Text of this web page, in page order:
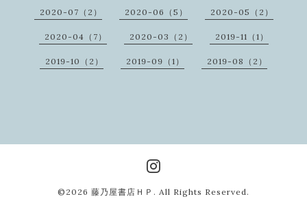
2020-07（2） 2020-06（5） 2020-05（2）
2020-04（7） 2020-03（2） 2019-11（1）
2019-10（2） 2019-09（1） 2019-08（2）
©2026 藤乃屋書店ＨＰ . All Rights Reserved.